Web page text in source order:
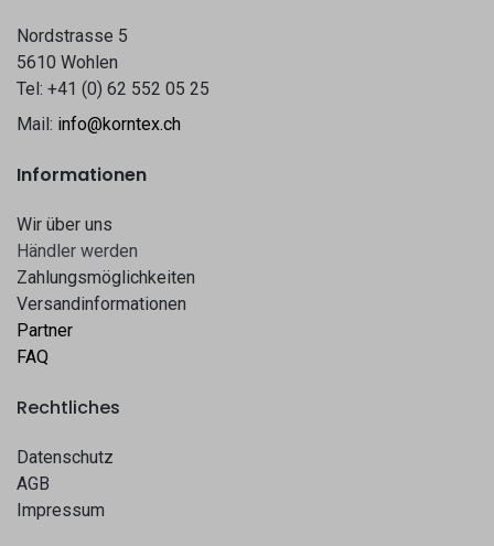
Nordstrasse 5
5610 Wohlen
Tel: +41 (0) 62 552 05 25
Mail: info@korntex.ch
Informationen
Wir über uns
Hä​​ndle​​r werden​​
Zahlungsmöglichkeiten
Versandinformationen
Partner
FAQ
Rechtliches
Datenschutz
AGB
Impressum